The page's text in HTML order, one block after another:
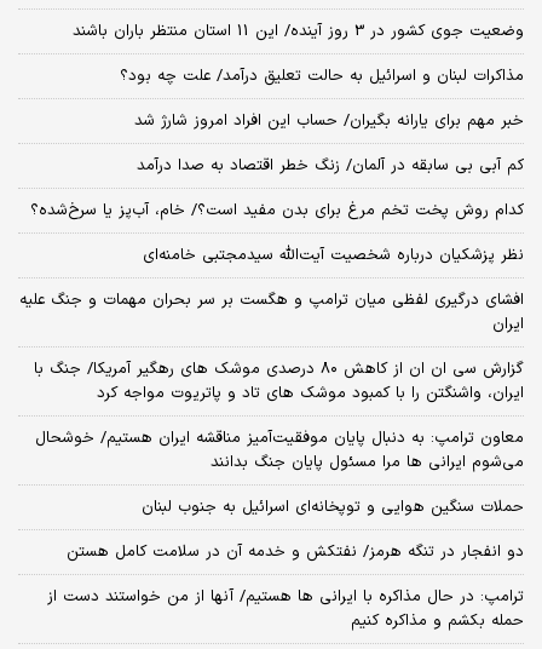
وضعیت جوی کشور در 3 روز آینده/ این 11 استان منتظر باران باشند
مذاکرات لبنان و اسرائیل به حالت تعلیق درآمد/ علت چه بود؟
خبر مهم برای یارانه بگیران/ حساب این افراد امروز شارژ شد
کم آبی بی سابقه در آلمان/ زنگ خطر اقتصاد به صدا درآمد
کدام روش پخت تخم مرغ برای بدن مفید است؟/ خام، آب‌پز یا سرخ‌شده؟
نظر پزشکیان درباره شخصیت آیت‌الله سیدمجتبی خامنه‌ای
افشای درگیری لفظی میان ترامپ و هگست بر سر بحران مهمات و جنگ علیه
ایران
گزارش سی ان ان از کاهش ۸۰ درصدی موشک های رهگیر آمریکا/ جنگ با
ایران، واشنگتن را با کمبود موشک های تاد و پاتریوت مواجه کرد
معاون ترامپ: به دنبال پایان موفقیت‌آمیز مناقشه ایران هستیم/ خوشحال
می‌شوم ایرانی ها مرا مسئول پایان جنگ بدانند
حملات سنگین هوایی و توپخانه‌ای اسرائیل به جنوب لبنان
دو انفجار در تنگه هرمز/ نفتکش و خدمه آن در سلامت کامل هستن
ترامپ: در حال مذاکره با ایرانی ها هستیم/ آنها از من خواستند دست از
حمله بکشم و مذاکره کنیم